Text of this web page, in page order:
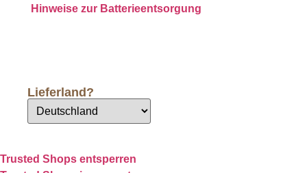
Hinweise zur Batterieentsorgung
Lieferland?
Trusted Shops entsperren